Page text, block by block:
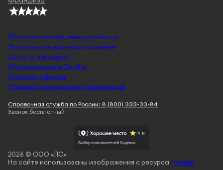
Политика конфиденциальности
Пользовательское соглашение
Оплата и возврат
Использование Cookie
Договор оферты
Правила проведения промоакций
2026 © ООО «ЛС»
На сайте использованы изображения с ресурса Freepik
Справочная служба по России: 8 (800) 333-33-84
Звонок бесплатный